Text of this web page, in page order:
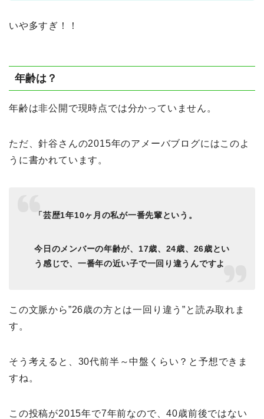
いや多すぎ！！
年齢は？
年齢は非公開で現時点では分かっていません。
ただ、針谷さんの2015年のアメーバブログにはこのよ
うに書かれています。
「芸歴1年10ヶ月の私が一番先輩という。
今日のメンバーの年齢が、17歳、24歳、26歳とい
う感じで、一番年の近い子で一回り違うんですよ
この文脈から”26歳の方とは一回り違う”と読み取れま
す。
そう考えると、30代前半～中盤くらい？と予想できま
すね。
この投稿が2015年で7年前なので、40歳前後ではない